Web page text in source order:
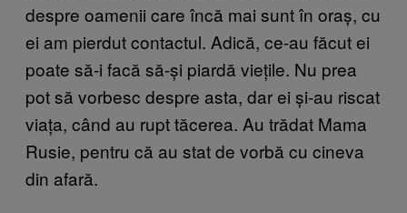
despre oamenii care încă mai sunt în oraș, cu
ei am pierdut contactul. Adică, ce-au făcut ei
poate să-i facă să-și piardă viețile. Nu prea
pot să vorbesc despre asta, dar ei și-au riscat
viața, când au rupt tăcerea. Au trădat Mama
Rusie, pentru că au stat de vorbă cu cineva
din afară.